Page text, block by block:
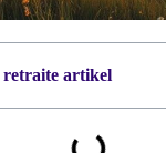
retraite artikel